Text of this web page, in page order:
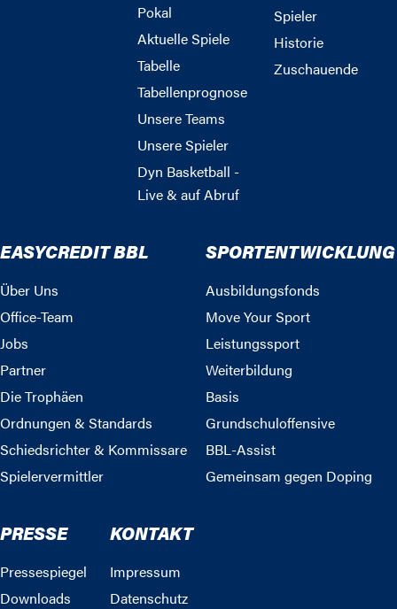
Pokal
Aktuelle Spiele
Tabelle
Tabellenprognose
Unsere Teams
Unsere Spieler
Dyn Basketball -
Live & auf Abruf
Spieler
Historie
Zuschauende
EASYCREDIT BBL
Über Uns
Office-Team
Jobs
Partner
Die Trophäen
Ordnungen & Standards
Schiedsrichter & Kommissare
Spielervermittler
SPORTENTWICKLUNG
Ausbildungsfonds
Move Your Sport
Leistungssport
Weiterbildung
Basis
Grundschuloffensive
BBL-Assist
Gemeinsam gegen Doping
PRESSE
Pressespiegel
Downloads
KONTAKT
Impressum
Datenschutz